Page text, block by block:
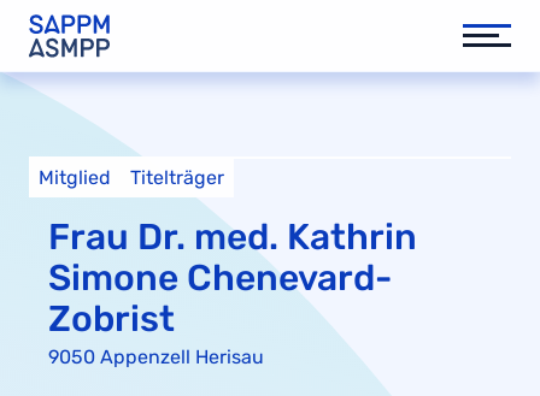
Mitglied Titelträger
Frau Dr. med. Kathrin
Simone Chenevard-
Zobrist
9050 Appenzell Herisau